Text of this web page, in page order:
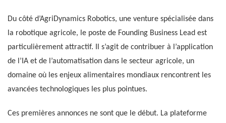
Du côté d’AgriDynamics Robotics, une venture spécialisée dans
la robotique agricole, le poste de Founding Business Lead est
particulièrement attractif. Il s’agit de contribuer à l’application
de l’IA et de l’automatisation dans le secteur agricole, un
domaine où les enjeux alimentaires mondiaux rencontrent les
avancées technologiques les plus pointues.
Ces premières annonces ne sont que le début. La plateforme